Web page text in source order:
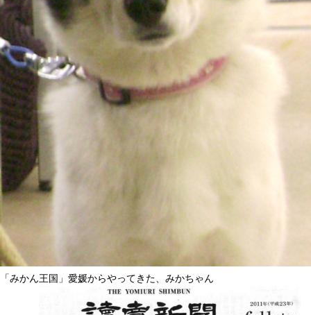
「みかん王国」愛媛からやってきた、みかちゃん